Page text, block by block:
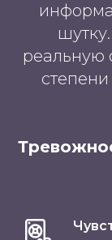
реальную